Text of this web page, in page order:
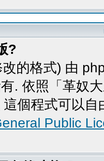
?
的格式) 由
. 依照「革奴
個程式可以
Public